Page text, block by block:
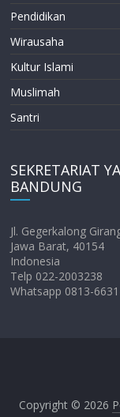
Pendidikan
Wirausaha
Kultur Islami
Muslimah
Santri
SEKRETARIAT
BANDUNG
Jl. Gegerkalong
Jawa Barat, 40154
Indonesia
Telp 022-2003238
Whatsapp 0813-
Copyright © 2026